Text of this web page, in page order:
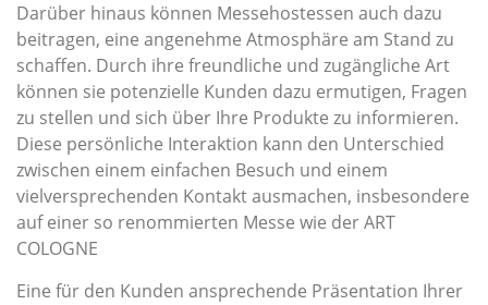
Darüber hinaus können Messehostessen auch dazu
beitragen, eine angenehme Atmosphäre am Stand zu
schaffen. Durch ihre freundliche und zugängliche Art
können sie potenzielle Kunden dazu ermutigen, Fragen
zu stellen und sich über Ihre Produkte zu informieren.
Diese persönliche Interaktion kann den Unterschied
zwischen einem einfachen Besuch und einem
vielversprechenden Kontakt ausmachen, insbesondere
auf einer so renommierten Messe wie der ART
COLOGNE
Eine für den Kunden ansprechende Präsentation Ihrer